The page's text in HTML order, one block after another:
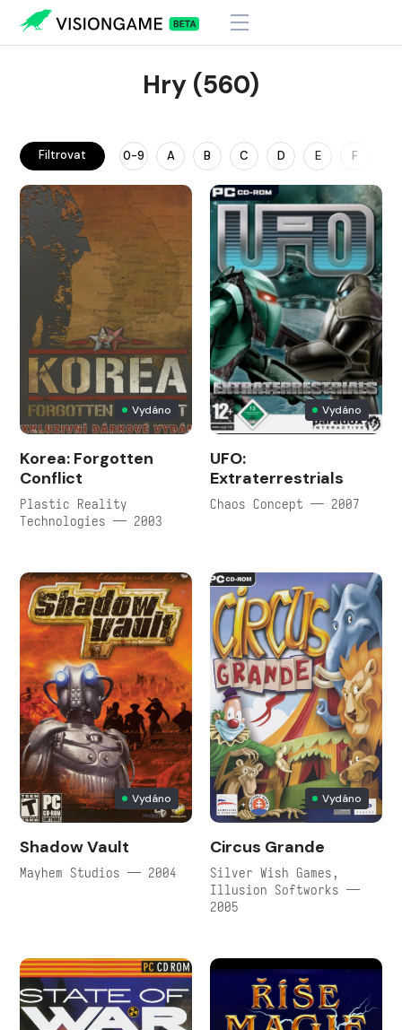
Hry (560)
Filtrovat 0-9 A B C D E F
Vydáno
Korea: Forgotten
Conflict
Plastic Reality
Technologies — 2003
Vydáno
UFO:
Extraterrestrials
Chaos Concept — 2007
Vydáno
Shadow Vault
Mayhem Studios — 2004
Vydáno
Circus Grande
Silver Wish Games,
Illusion Softworks —
2005